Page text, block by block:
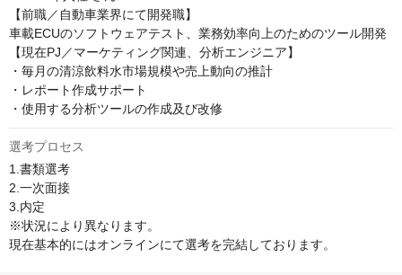
【前職／自動車業界にて開発職】
車載ECUのソフトウェアテスト、業務効率向上のためのツール開発
【現在PJ／マーケティング関連、分析エンジニア】
・毎月の清涼飲料水市場規模や売上動向の推計
・レポート作成サポート
・使用する分析ツールの作成及び改修
選考プロセス
1.書類選考
2.一次面接
3.内定
※状況により異なります。
現在基本的にはオンラインにて選考を完結しております。